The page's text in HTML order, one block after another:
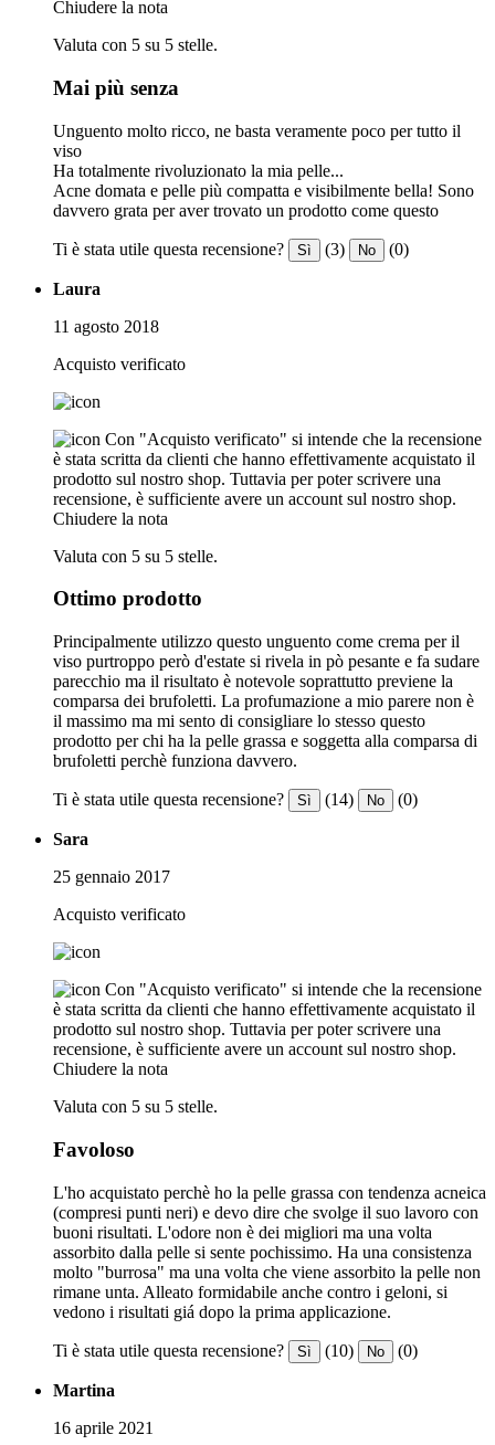
Chiudere la nota
Valuta con 5 su 5 stelle.
Mai più senza
Unguento molto ricco, ne basta veramente poco per tutto il
viso
Ha totalmente rivoluzionato la mia pelle...
Acne domata e pelle più compatta e visibilmente bella! Sono
davvero grata per aver trovato un prodotto come questo
Ti è stata utile questa recensione? Sì (3) No (0)
Laura
11 agosto 2018
Acquisto verificato
Con "Acquisto verificato" si intende che la recensione
è stata scritta da clienti che hanno effettivamente acquistato il
prodotto sul nostro shop. Tuttavia per poter scrivere una
recensione, è sufficiente avere un account sul nostro shop.
Chiudere la nota
Valuta con 5 su 5 stelle.
Ottimo prodotto
Principalmente utilizzo questo unguento come crema per il
viso purtroppo però d'estate si rivela in pò pesante e fa sudare
parecchio ma il risultato è notevole soprattutto previene la
comparsa dei brufoletti. La profumazione a mio parere non è
il massimo ma mi sento di consigliare lo stesso questo
prodotto per chi ha la pelle grassa e soggetta alla comparsa di
brufoletti perchè funziona davvero.
Ti è stata utile questa recensione? Sì (14) No (0)
Sara
25 gennaio 2017
Acquisto verificato
Con "Acquisto verificato" si intende che la recensione
è stata scritta da clienti che hanno effettivamente acquistato il
prodotto sul nostro shop. Tuttavia per poter scrivere una
recensione, è sufficiente avere un account sul nostro shop.
Chiudere la nota
Valuta con 5 su 5 stelle.
Favoloso
L'ho acquistato perchè ho la pelle grassa con tendenza acneica
(compresi punti neri) e devo dire che svolge il suo lavoro con
buoni risultati. L'odore non è dei migliori ma una volta
assorbito dalla pelle si sente pochissimo. Ha una consistenza
molto "burrosa" ma una volta che viene assorbito la pelle non
rimane unta. Alleato formidabile anche contro i geloni, si
vedono i risultati giá dopo la prima applicazione.
Ti è stata utile questa recensione? Sì (10) No (0)
Martina
16 aprile 2021